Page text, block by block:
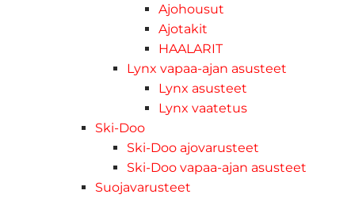
Ajohousut
Ajotakit
HAALARIT
Lynx vapaa-ajan asusteet
Lynx asusteet
Lynx vaatetus
Ski-Doo
Ski-Doo ajovarusteet
Ski-Doo vapaa-ajan asusteet
Suojavarusteet